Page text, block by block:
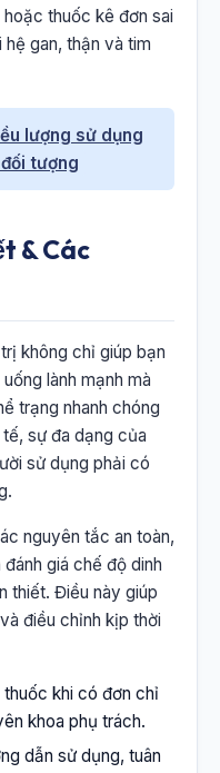
thuốc kê đơn sai
gan, thận và tim
lượng sử dụng
tượng
& Các
không chỉ giúp bạn
lành mạnh mà
trạng nhanh chóng
sự đa dạng của
sử dụng phải có
nguyên tắc an toàn,
giá chế độ dinh
thiết. Điều này giúp
điều chỉnh kịp thời
khi có đơn chỉ
khoa phụ trách.
dẫn sử dụng, tuân